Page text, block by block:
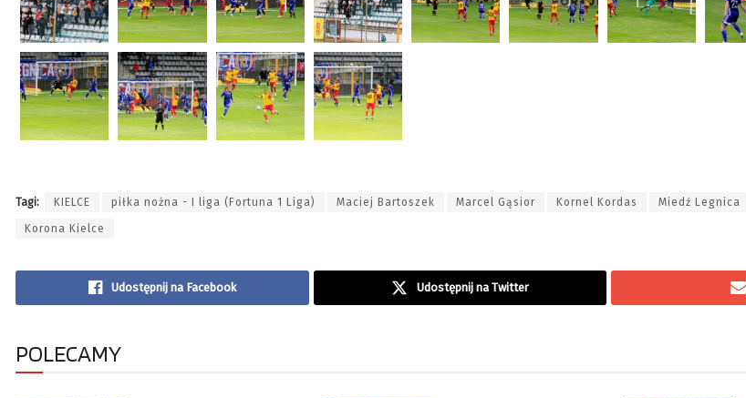
Tagi: KIELCE piłka nożna - I liga (Fortuna 1 Liga) Maciej Bartoszek Marcel Gąsior Kornel Kordas Miedź Legnica
Korona Kielce
Udostępnij na Facebook Udostępnij na Twitter
POLECAMY